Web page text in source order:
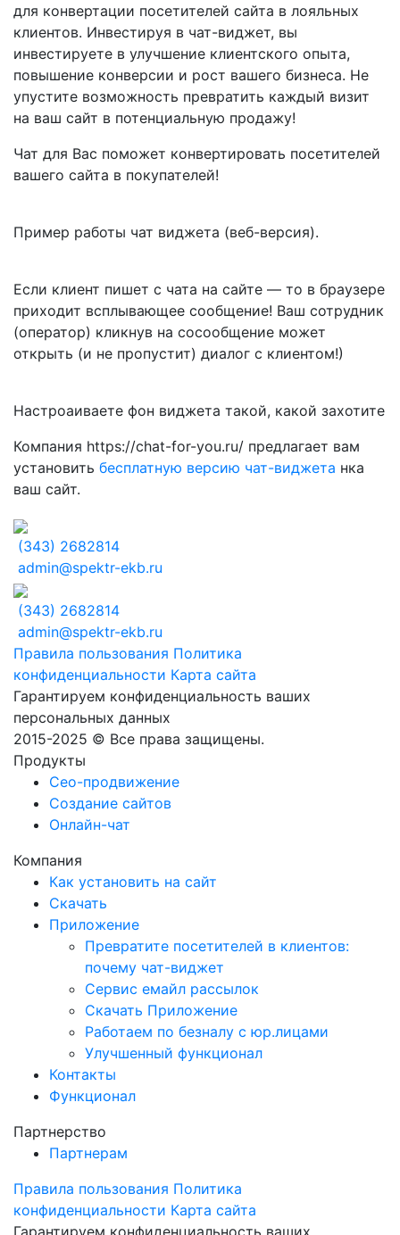
для конвертации посетителей сайта в лояльных
клиентов. Инвестируя в чат-виджет, вы
инвестируете в улучшение клиентского опыта,
повышение конверсии и рост вашего бизнеса. Не
упустите возможность превратить каждый визит
на ваш сайт в потенциальную продажу!
Чат для Вас поможет конвертировать посетителей
вашего сайта в покупателей!
Пример работы чат виджета (веб-версия).
Если клиент пишет с чата на сайте — то в браузере
приходит всплывающее сообщение! Ваш сотрудник
(оператор) кликнув на сосообщение может
открыть (и не пропустит) диалог с клиентом!)
Настроаиваете фон виджета такой, какой захотите
Компания https://chat-for-you.ru/ предлагает вам
установить бесплатную версию чат-виджета нка
ваш сайт.
(343) 2682814
admin@spektr-ekb.ru
(343) 2682814
admin@spektr-ekb.ru
Правила пользования Политика
конфиденциальности Карта сайта
Гарантируем конфиденциальность ваших
персональных данных
2015-2025 © Все права защищены.
Продукты
Сео-продвижение
Создание сайтов
Онлайн-чат
Компания
Как установить на сайт
Скачать
Приложение
Превратите посетителей в клиентов:
почему чат-виджет
Сервис емайл рассылок
Скачать Приложение
Работаем по безналу с юр.лицами
Улучшенный функционал
Контакты
Функционал
Партнерство
Партнерам
Правила пользования Политика
конфиденциальности Карта сайта
Гарантируем конфиденциальность ваших